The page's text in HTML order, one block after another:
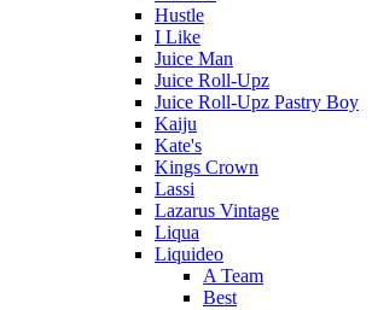
Hustle
I Like
Juice Man
Juice Roll-Upz
Juice Roll-Upz Pastry Boy
Kaiju
Kate's
Kings Crown
Lassi
Lazarus Vintage
Liqua
Liquideo
A Team
Best